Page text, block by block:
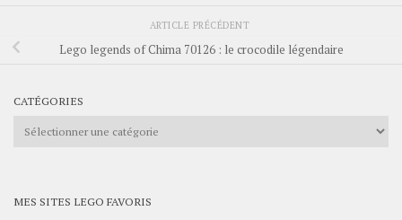
ARTICLE PRÉCÉDENT
Lego legends of Chima 70126 : le crocodile légendaire
CATÉGORIES
Catégories
MES SITES LEGO FAVORIS